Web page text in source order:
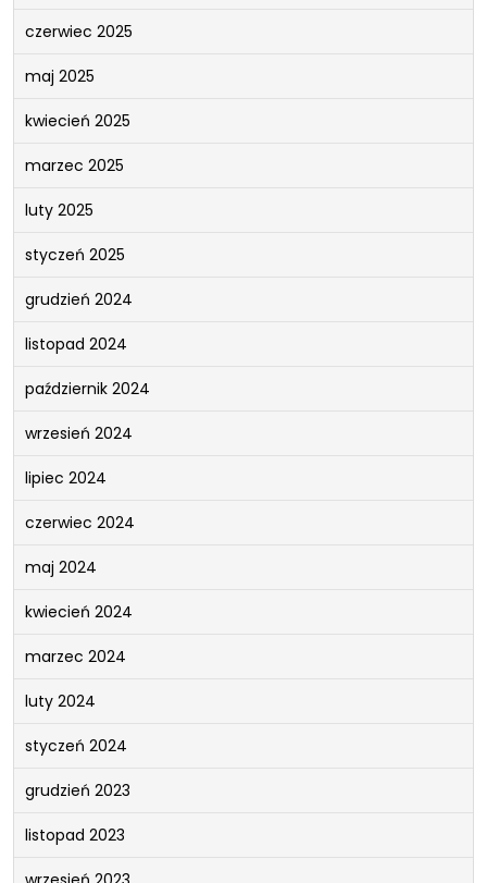
czerwiec 2025
maj 2025
kwiecień 2025
marzec 2025
luty 2025
styczeń 2025
grudzień 2024
listopad 2024
październik 2024
wrzesień 2024
lipiec 2024
czerwiec 2024
maj 2024
kwiecień 2024
marzec 2024
luty 2024
styczeń 2024
grudzień 2023
listopad 2023